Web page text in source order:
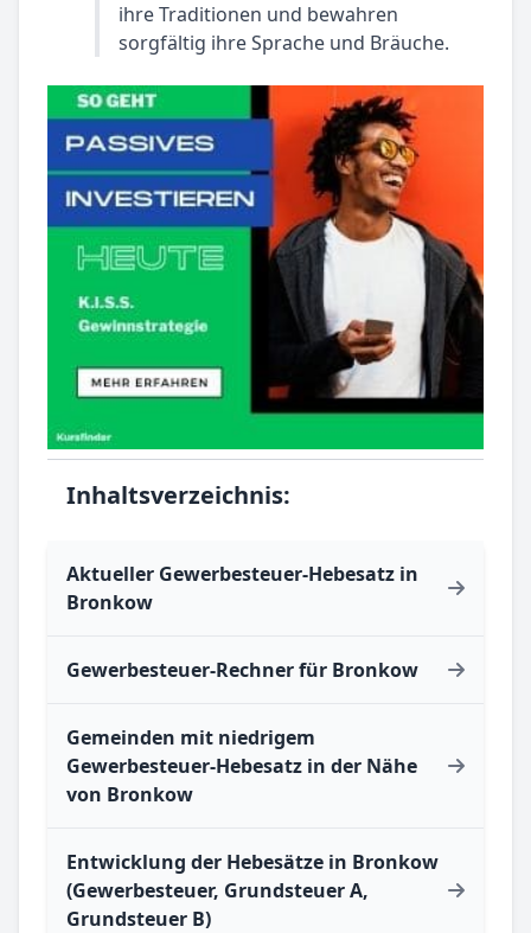
ihre Traditionen und bewahren
sorgfältig ihre Sprache und Bräuche.
Inhaltsverzeichnis:
Aktueller Gewerbesteuer-Hebesatz in
Bronkow
Gewerbesteuer-Rechner für Bronkow
Gemeinden mit niedrigem
Gewerbesteuer-Hebesatz in der Nähe
von Bronkow
Entwicklung der Hebesätze in Bronkow
(Gewerbesteuer, Grundsteuer A,
Grundsteuer B)